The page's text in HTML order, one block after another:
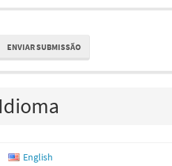
ENVIAR SUBMISSÃO
Idioma
English